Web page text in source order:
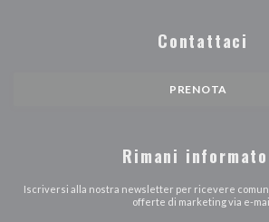
Contattaci
PRENOTA
Rimani informato
Iscriversi alla nostra newsletter per ricevere
offerte di marketing via e-mail.